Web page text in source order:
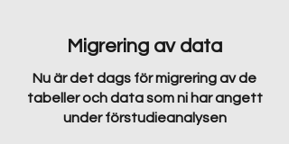
Migrering av data
Nu är det dags för migrering av de
tabeller och data som ni har angett
under förstudieanalysen